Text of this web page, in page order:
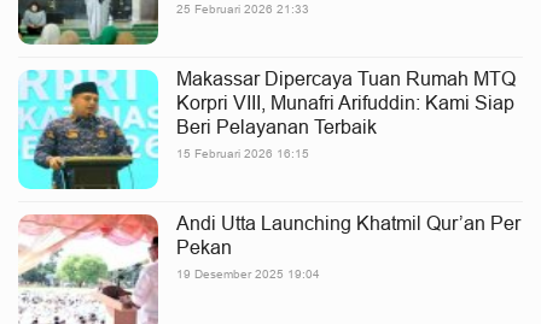
25 Februari 2026 21:33
Makassar Dipercaya Tuan Rumah MTQ
Korpri VIII, Munafri Arifuddin: Kami Siap
Beri Pelayanan Terbaik
15 Februari 2026 16:15
Andi Utta Launching Khatmil Qur’an Per
Pekan
19 Desember 2025 19:04